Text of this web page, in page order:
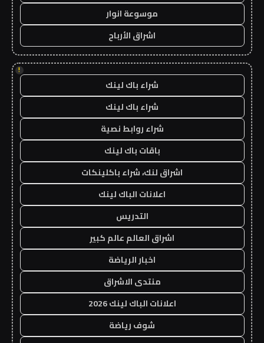
موسوعة انوار
اشراق الأرباح
!
شراء باك لينك
شراء باك لينك
شراء روابط نصية
باقات باك لينك
اشراق لنك، شراء باكلينكات
اعلانات الباك لينك
التدريس
اشراق العالم عالم كبير
اخبار الرياضة
منتدى الاشراق
اعلانات الباك لينك 2026
شوف رياضة